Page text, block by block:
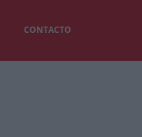
CONTACTO